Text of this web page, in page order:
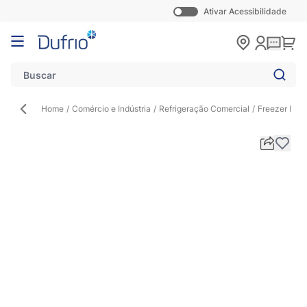
Ativar Acessibilidade
Pular para o conteúdo
Home / Comércio e Indústria / Refrigeração Comercial / Freezer